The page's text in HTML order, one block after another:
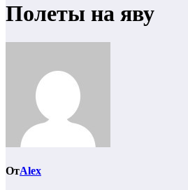
Полеты на яву
ОтAlex